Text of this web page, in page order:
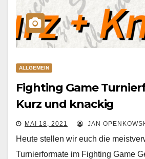
ALLGEMEIN
Fighting Game
Kurz und knackig
MAI 18, 2021 JAN
Heute stellen wir euch die
Turnierformate im Fighting Game